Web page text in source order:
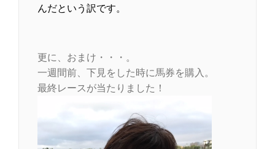
んだという訳です。
更に、おまけ・・・。
一週間前、下見をした時に馬券を購入。
最終レースが当たりました！